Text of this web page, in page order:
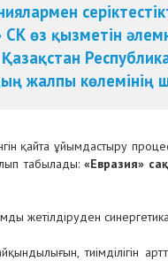
СК өз қызметін
жалпы көлемінің
қайта ұйымдастыру
табылады: «Евразия»
жетілдіруден
тиімділігін